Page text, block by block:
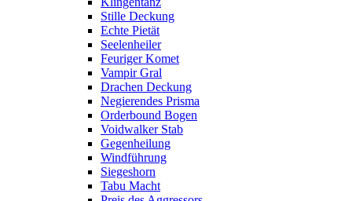
Stille Deckung
Echte Pietät
Seelenheiler
Feuriger Komet
Vampir Gral
Drachen Deckung
Negierendes Prisma
Orderbound Bogen
Voidwalker Stab
Gegenheilung
Windführung
Siegeshorn
Tabu Macht